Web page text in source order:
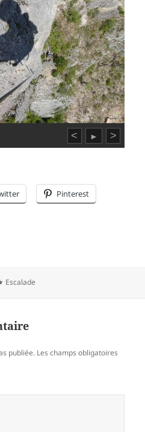
< ► >
Pinterest
Catégories
Escalade
publiée. Les champs obligatoires